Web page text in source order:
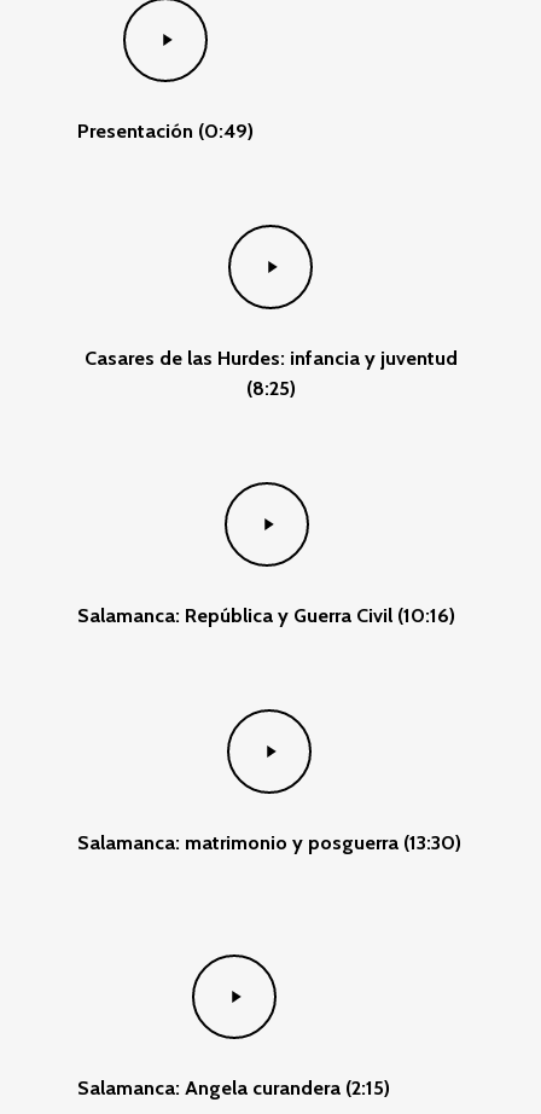
Play
Video
Presentación (0:49)
Play
Video
Casares de las Hurdes: infancia y juventud
(8:25)
Play
Video
Salamanca: República y Guerra Civil (10:16)
Play
Video
Salamanca: matrimonio y posguerra (13:30)
Play
Video
Salamanca: Angela curandera (2:15)